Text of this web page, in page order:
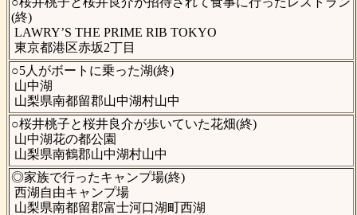
(終)
LAWRY’S THE PRIME RIB TOKYO
東京都港区赤坂2丁目
○5人がボートに乗った湖(終)
山中湖
山梨県南都留郡山中湖村山中
○桜井桃子と桜井良介が歩いていた花畑(終)
山中湖花の都公園
山梨県南鶴郡山中湖村山中
◎家族で行ったキャンプ場(終)
西湖自由キャンプ場
山梨県南都留郡富士河口湖町西湖